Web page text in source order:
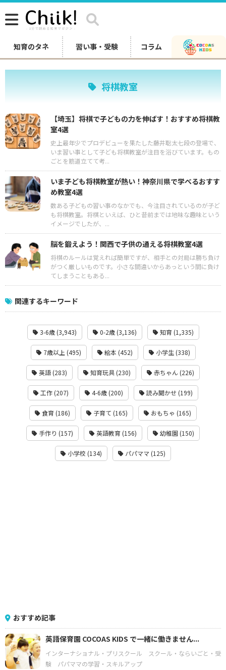
知育のタネ 習い事・受験 コラム
将棋教室
【埼玉】将棋で子どもの力を伸ばす！おすすめ将棋教
室4選
史上最年少でプロデビューを果たした藤井聡太七段の登場で、
いま習い事として子ども将棋教室が注目を浴びています。もの
ごとを筋道立てて考...
いま子ども将棋教室が熱い！神奈川県で学べるおすす
め教室4選
数ある子どもの習い事のなかでも、今注目されているのが子ど
も将棋教室。将棋といえば、ひと昔前までは地味な趣味という
イメージでしたが、...
脳を鍛えよう！関西で子供の通える将棋教室4選
将棋のルールは覚えれば簡単ですが、相手との対局は勝ち負け
がつく厳しいものです。小さな間違いからあっという間に負け
てしまうこともある...
関連するキーワード
3-6歳 (3,943) 0-2歳 (3,136) 知育 (1,335)
7歳以上 (495) 絵本 (452) 小学生 (338)
英語 (283) 知育玩具 (230) 赤ちゃん (226)
工作 (207) 4-6歳 (200) 読み聞かせ (199)
食育 (186) 子育て (165) おもちゃ (165)
手作り (157) 英語教育 (156) 幼稚園 (150)
小学校 (134) パパママ (125)
おすすめ記事
英語保育園 COCOAS KIDS で一緒に働きません...
インターナショナル・プリスクール
スクール・ならいごと・受
験
パパママの学習・スキルアップ